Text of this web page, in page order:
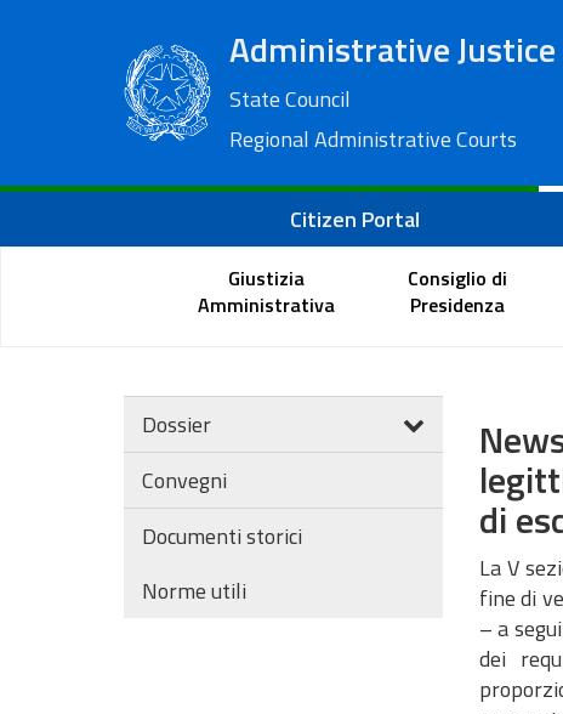
Administrative Justice
State Council
Regional Administrative Courts
Citizen Portal
Giustizia
Amministrativa
Consiglio di
Presidenza
Dossier
Convegni
Documenti storici
Norme utili
di
La V
fine di
– a
dei